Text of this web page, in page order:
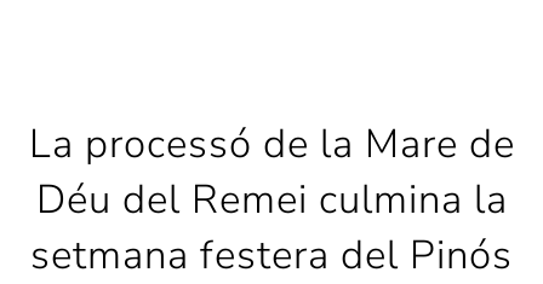
La processó de la Mare de
Déu del Remei culmina la
setmana festera del Pinós